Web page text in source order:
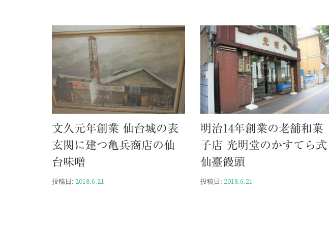
文久元年創業 仙台城の表
玄関に建つ亀兵商店の仙
台味噌
投稿日: 2018.6.21
明治14年創業の老舗和菓
子店 光明堂のかすてら式
仙臺饅頭
投稿日: 2018.6.21